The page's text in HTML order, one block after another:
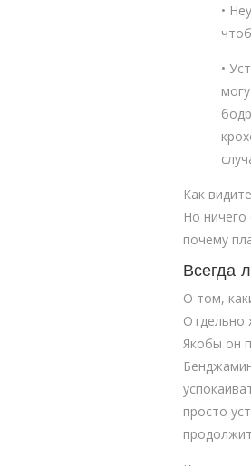
•
•
Как
Но
почему
Всегда
О том,
Отдельно
Якобы он
просто